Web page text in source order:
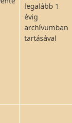
legalább 1
évig
archívumban
tartásával